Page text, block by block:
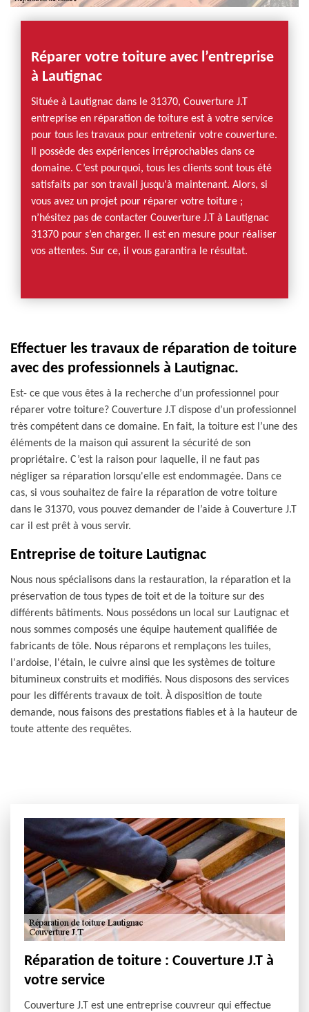
Réparer votre toiture avec l’entreprise
à Lautignac
Située à Lautignac dans le 31370, Couverture J.T
entreprise en réparation de toiture est à votre service
pour tous les travaux pour entretenir votre couverture.
Il possède des expériences irréprochables dans ce
domaine. C’est pourquoi, tous les clients sont tous été
satisfaits par son travail jusqu'à maintenant. Alors, si
vous avez un projet pour réparer votre toiture ;
n’hésitez pas de contacter Couverture J.T à Lautignac
31370 pour s’en charger. Il est en mesure pour réaliser
vos attentes. Sur ce, il vous garantira le résultat.
Effectuer les travaux de réparation de toiture
avec des professionnels à Lautignac.
Est- ce que vous êtes à la recherche d’un professionnel pour
réparer votre toiture? Couverture J.T dispose d’un professionnel
très compétent dans ce domaine. En fait, la toiture est l’une des
éléments de la maison qui assurent la sécurité de son
propriétaire. C’est la raison pour laquelle, il ne faut pas
négliger sa réparation lorsqu'elle est endommagée. Dans ce
cas, si vous souhaitez de faire la réparation de votre toiture
dans le 31370, vous pouvez demander de l’aide à Couverture J.T
car il est prêt à vous servir.
Entreprise de toiture Lautignac
Nous nous spécialisons dans la restauration, la réparation et la
préservation de tous types de toit et de la toiture sur des
différents bâtiments. Nous possédons un local sur Lautignac et
nous sommes composés une équipe hautement qualifiée de
fabricants de tôle. Nous réparons et remplaçons les tuiles,
l'ardoise, l'étain, le cuivre ainsi que les systèmes de toiture
bitumineux construits et modifiés. Nous disposons des services
pour les différents travaux de toit. À disposition de toute
demande, nous faisons des prestations fiables et à la hauteur de
toute attente des requêtes.
Réparation de toiture : Couverture J.T à
votre service
Couverture J.T est une entreprise couvreur qui effectue